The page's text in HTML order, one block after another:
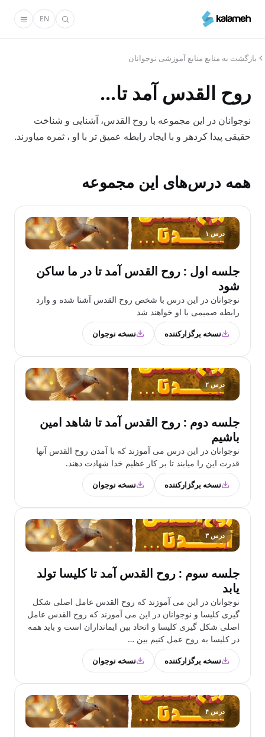
محتوای
EN
بازگشت به منابع منابع آموزشی نوجوانان
روح القدس آمد تا...
نوجوانان در این مجموعه با روح القدس، آشنایی و شناخت
حقیقی پیدا کردهر و با ایجاد رابطه عمیق تر با او ، ثمره میاورند.
همه درس‌های این مجموعه
درس ۱
جلسه اول : روح القدس آمد تا در ما ساکن
شود
نوجوانان در این درس با شخص روح القدس آشنا شده و وارد
رابطه صمیمی با او خواهند شد
نسخه برگزارکننده نسخه نوجوان
درس ۲
جلسه دوم : روح القدس آمد تا شاهد امین
باشیم
نوجوانان در این درس می آموزند که با آمدن روح القدس آنها
قدرت این را میابند تا بر کار عظیم خدا شهادت دهند.
نسخه برگزارکننده نسخه نوجوان
درس ۳
جلسه سوم : روح القدس آمد تا کلیسا تولد
یابد
نوجوانان در این می آموزند که روح القدس عامل اصلی شکل
گیری کلیسا و نوجوانان در این می آموزند که روح القدس عامل
اصلی شکل گیری کلیسا و اتحاد بین ایمانداران است و باید همه
در کلیسا به روح عمل کنیم بین …
نسخه برگزارکننده نسخه نوجوان
درس ۴